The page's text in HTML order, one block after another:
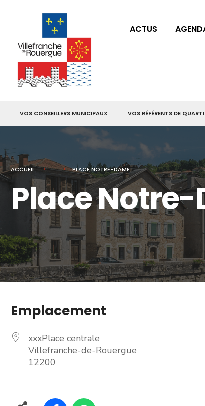
ACTUS
VOS CONSEILLERS MUNICIPAUX VOS RÉFÉRENTS DE
ACCUEIL PLACE NOTRE-DAME
Place
Emplacement
xxxPlace centrale
Villefranche-de-Rouergue
12200